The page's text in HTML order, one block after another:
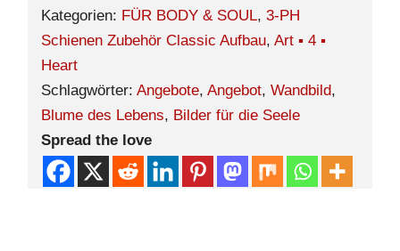
Kategorien: FÜR BODY & SOUL, 3-PH
Schienen Zubehör Classic Aufbau, Art ▪︎ 4 ▪︎
Heart
Schlagwörter: Angebote, Angebot, Wandbild,
Blume des Lebens, Bilder für die Seele
Spread the love